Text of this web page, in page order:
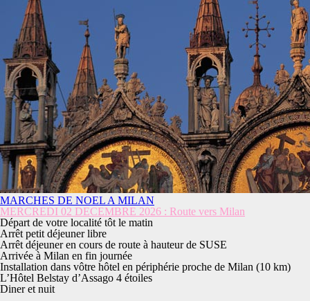
MARCHES DE NOEL A MILAN
MERCREDI 02 DECEMBRE 2026 : Route vers Milan
Départ de votre localité tôt le matin
Arrêt petit déjeuner libre
Arrêt déjeuner en cours de route à hauteur de SUSE
Arrivée à Milan en fin journée
Installation dans vôtre hôtel en périphérie proche de Milan (10 km)
L’Hôtel Belstay d’Assago 4 étoiles
Diner et nuit